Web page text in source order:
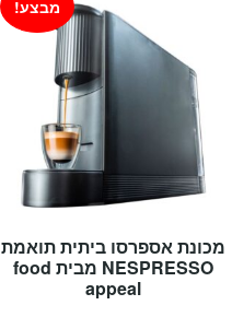
מכונת אספרסו ביתית תואמת
NESPRESSO מבית food
appeal
מבצע!